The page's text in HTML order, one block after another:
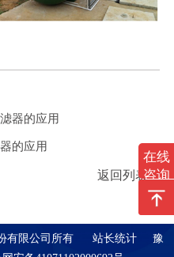
器的应用
的应用
返回列表
份有限公司所有 站长统计
豫
在线
咨询